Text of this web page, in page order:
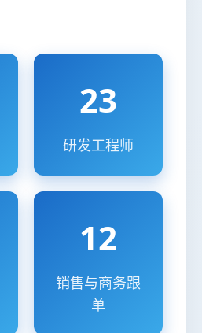
23
研发工程师
12
销售与商务跟
单